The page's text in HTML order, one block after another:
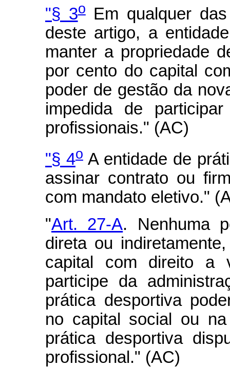
"§ 3oEm qualquer
deste artigo, a
manter a propriedade
por cento do capital
poder de gestão da
impedida de
profissionais." (AC)
"§ 4o A entidade de
assinar contrato ou
com mandato eletivo."
"Art. 27-A. Nenhuma
direta ou
capital com direito a
participe da
prática desportiva
no capital social ou
prática desportiva
profissional." (AC)